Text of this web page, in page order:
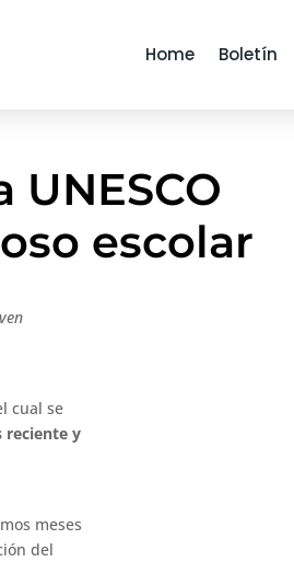
Home Boletín
escolar
cual se
reciente y
meses
del